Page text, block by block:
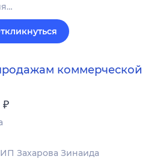
коммерческой
₽
Захарова Зинаида